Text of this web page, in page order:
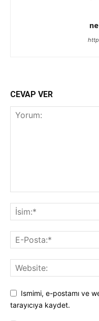
CEVAP VER
Ismimi, e-postamı ve
tarayıcıya kaydet.